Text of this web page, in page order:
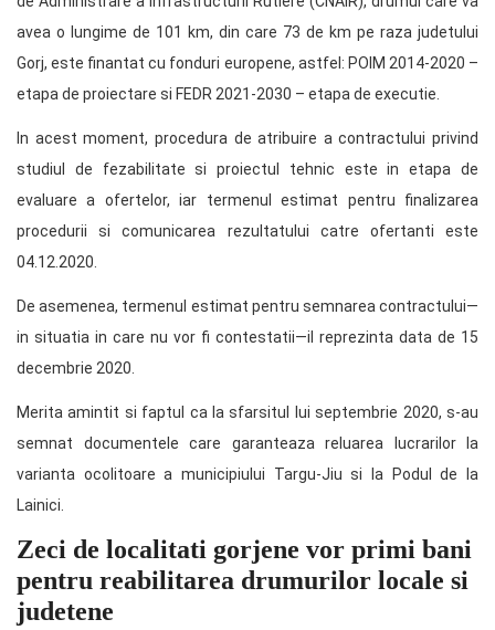
avea o lungime de 101 km, din care 73 de km pe raza judetului
Gorj, este finantat cu fonduri europene, astfel: POIM 2014-2020 –
etapa de proiectare si FEDR 2021-2030 – etapa de executie.
In acest moment, procedura de atribuire a contractului privind
studiul de fezabilitate si proiectul tehnic este in etapa de
evaluare a ofertelor, iar termenul estimat pentru finalizarea
procedurii si comunicarea rezultatului catre ofertanti este
04.12.2020.
De asemenea, termenul estimat pentru semnarea contractului—
in situatia in care nu vor fi contestatii—il reprezinta data de 15
decembrie 2020.
Merita amintit si faptul ca la sfarsitul lui septembrie 2020, s-au
semnat documentele care garanteaza reluarea lucrarilor la
varianta ocolitoare a municipiului Targu-Jiu si la Podul de la
Lainici.
Zeci de localitati gorjene vor primi bani
pentru reabilitarea drumurilor locale si
judetene